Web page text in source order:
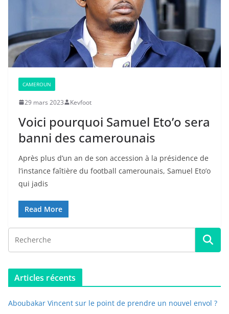
CAMEROUN
29 mars 2023 Kevfoot
Voici pourquoi Samuel Eto’o sera
banni des camerounais
Après plus d’un an de son accession à la présidence de
l’instance faîtière du football camerounais, Samuel Eto’o
qui jadis
Read More
Articles récents
Aboubakar Vincent sur le point de prendre un nouvel envol ?